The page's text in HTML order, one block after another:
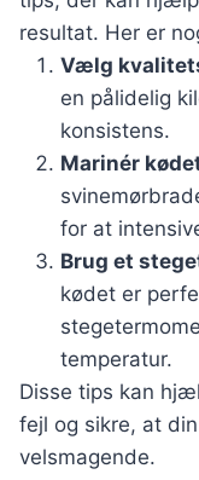
resultat. Her er
Vælg
en pålidelig
konsistens.
Marinér
for at
Brug et
kødet er
temperatur.
Disse tips kan
fejl og sikre, at
velsmagende.